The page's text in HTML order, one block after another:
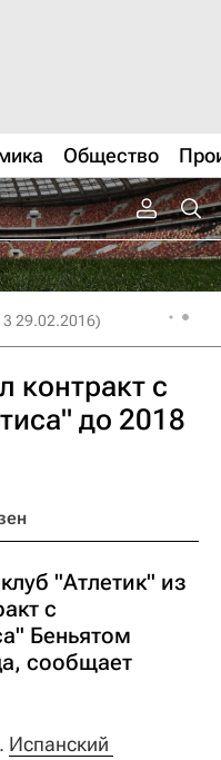
Общество
29.02.2016)
контракт с
до 2018
"Атлетик" из
с
Беньятом
сообщает
. Испанский